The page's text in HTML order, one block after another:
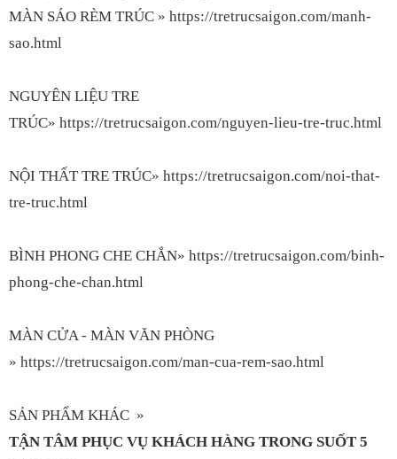
MÀN SÁO RÈM TRÚC » https://tretrucsaigon.com/manh-
sao.html
NGUYÊN LIỆU TRE
TRÚC» https://tretrucsaigon.com/nguyen-lieu-tre-truc.html
NỘI THẤT TRE TRÚC» https://tretrucsaigon.com/noi-that-
tre-truc.html
BÌNH PHONG CHE CHẮN» https://tretrucsaigon.com/binh-
phong-che-chan.html
MÀN CỬA - MÀN VĂN PHÒNG
» https://tretrucsaigon.com/man-cua-rem-sao.html
SẢN PHẨM KHÁC »
TẬN TÂM PHỤC VỤ KHÁCH HÀNG TRONG SUỐT 5